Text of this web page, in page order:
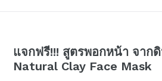
แจกฟรี!!! สูตรพอกหน้า จาก
Natural Clay Face Mask